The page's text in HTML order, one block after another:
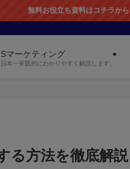
料はコチラから！
マーケティング
本一実践的にわかりやすく解説します。
る方法を徹底解説